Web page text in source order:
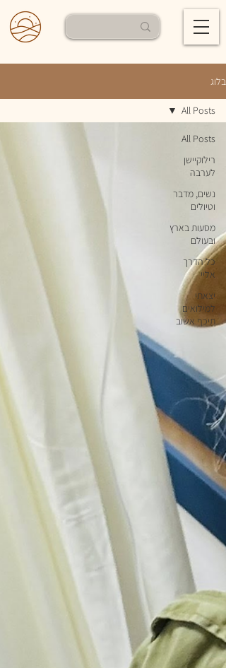
בלוג
All Posts
רילוקיישן
לערבה
נשים, מדבר
וטיולים
מסעות בארץ
ובעולם
כל הדרך
אליי
יצאתי
למילואים
תיכף אשוב
All Posts